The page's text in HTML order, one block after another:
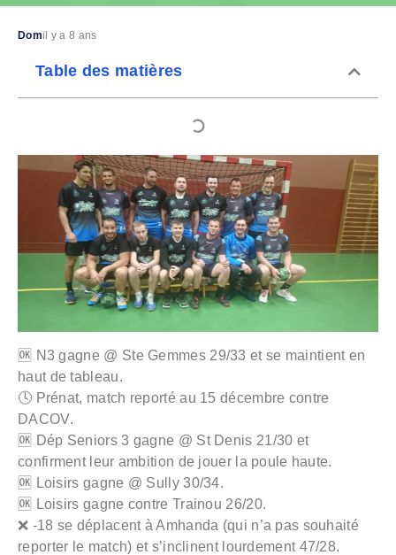
Domil y a 8 ans
Table des matières
🆗 N3 gagne @ Ste Gemmes 29/33 et se maintient en
haut de tableau.
🕓 Prénat, match reporté au 15 décembre contre
DACOV.
🆗 Dép Seniors 3 gagne @ St Denis 21/30 et
confirment leur ambition de jouer la poule haute.
🆗 Loisirs gagne @ Sully 30/34.
🆗 Loisirs gagne contre Trainou 26/20.
❌ -18 se déplacent à Amhanda (qui n’a pas souhaité
reporter le match) et s’inclinent lourdement 47/28.